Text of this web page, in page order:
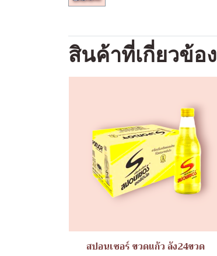
สินค้าที่เกี่ยวข้อง
สปอนเซอร์ ขวดแก้ว ลัง24ขวด